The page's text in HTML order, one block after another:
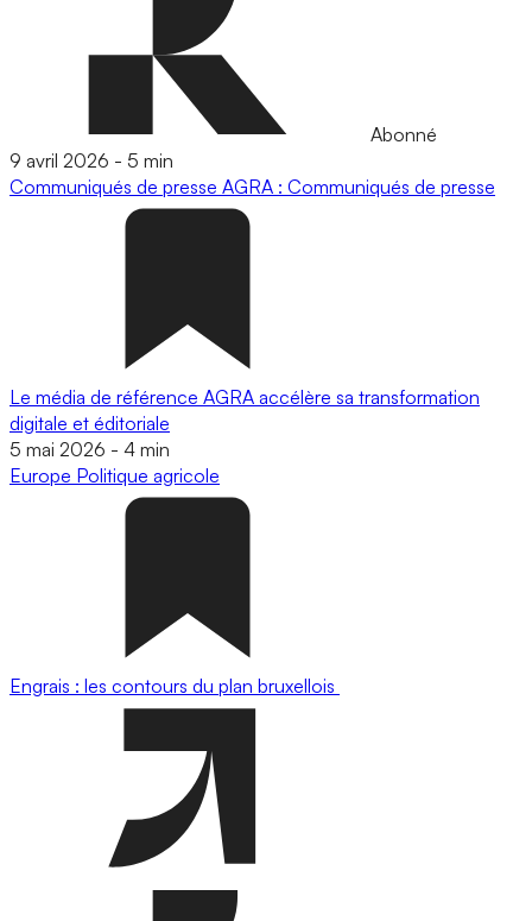
Abonné
9 avril 2026 - 5 min
Communiqués de presse AGRA : Communiqués de presse
Le média de référence AGRA accélère sa transformation
digitale et éditoriale
5 mai 2026 - 4 min
Europe Politique agricole
Engrais : les contours du plan bruxellois